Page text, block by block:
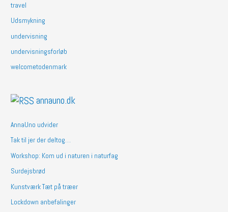
travel
Udsmykning
undervisning
undervisningsforløb
welcometodenmark
annauno.dk
AnnaUno udvider
Tak til jer der deltog…
Workshop: Kom ud i naturen i naturfag
Surdejsbrød
Kunstværk Tæt på træer
Lockdown anbefalinger